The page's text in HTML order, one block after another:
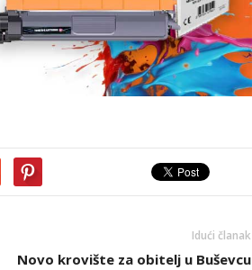
Idući članak
Novo krovište za obitelj u Buševcu